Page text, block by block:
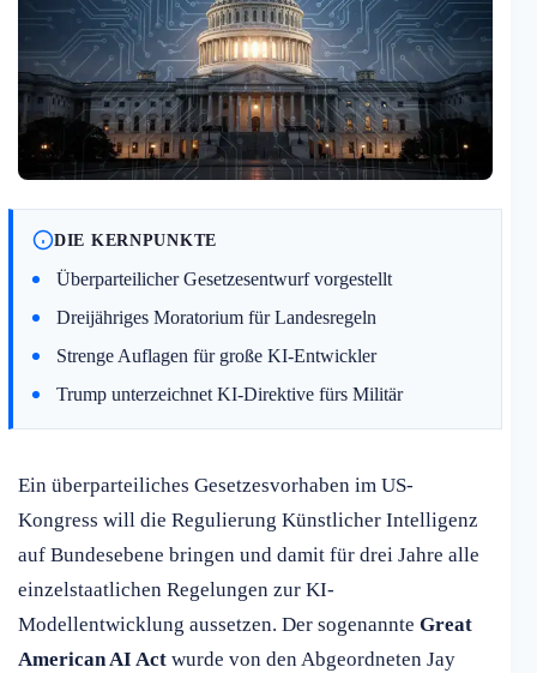
DIE KERNPUNKTE
Überparteilicher Gesetzesentwurf vorgestellt
Dreijähriges Moratorium für Landesregeln
Strenge Auflagen für große KI-Entwickler
Trump unterzeichnet KI-Direktive fürs Militär
Ein überparteiliches Gesetzesvorhaben im US-
Kongress will die Regulierung Künstlicher Intelligenz
auf Bundesebene bringen und damit für drei Jahre alle
einzelstaatlichen Regelungen zur KI-
Modellentwicklung aussetzen. Der sogenannte Great
American AI Act wurde von den Abgeordneten Jay